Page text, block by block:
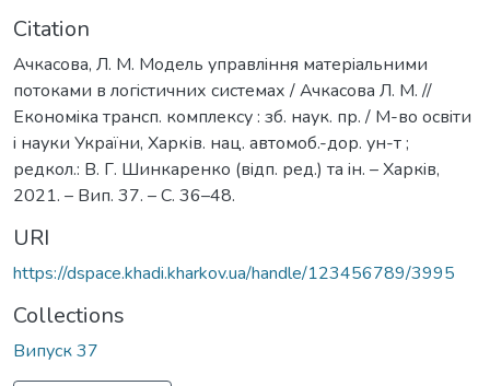
Citation
Ачкасова, Л. М. Модель управлiння матерiальними
потоками в логiстичних системах / Ачкасова Л. М. //
Економiка трансп. комплексу : зб. наук. пр. / М-во освiти
i науки України, Харків. нац. автомоб.-дор. ун-т ;
редкол.: В. Г. Шинкаренко (вiдп. ред.) та iн. – Харкiв,
2021. – Вип. 37. – С. 36–48.
URI
https://dspace.khadi.kharkov.ua/handle/123456789/3995
Collections
Випуск 37